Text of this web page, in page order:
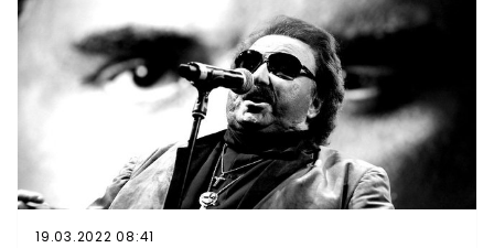
internautów. Jego wpis zgromadził półtora tysiąca
reakcji i komentarzy. Niestety nie wszyscy użytkownicy
Twittera potrafili się zachować. Pod komunikatem
zawrzało od teorii spiskowych. „Chciałem pięknie żyć,
garściami życie brać” - tak też w naszych oczach żył
wielki artysta Krzysztof Krawczyk. Jego śmierć wywołała
smutek wielu z nas. Chyba nie ma osoby w Polsce, która
nie zna Jego twórczości. Dziękujemy za nią. Spoczywaj
w pokoju. pic.twitter.com/pxoz07VTYz— Mateusz
Morawiecki (@MorawieckiM) April 5, 2021
19.03.2022 08:41